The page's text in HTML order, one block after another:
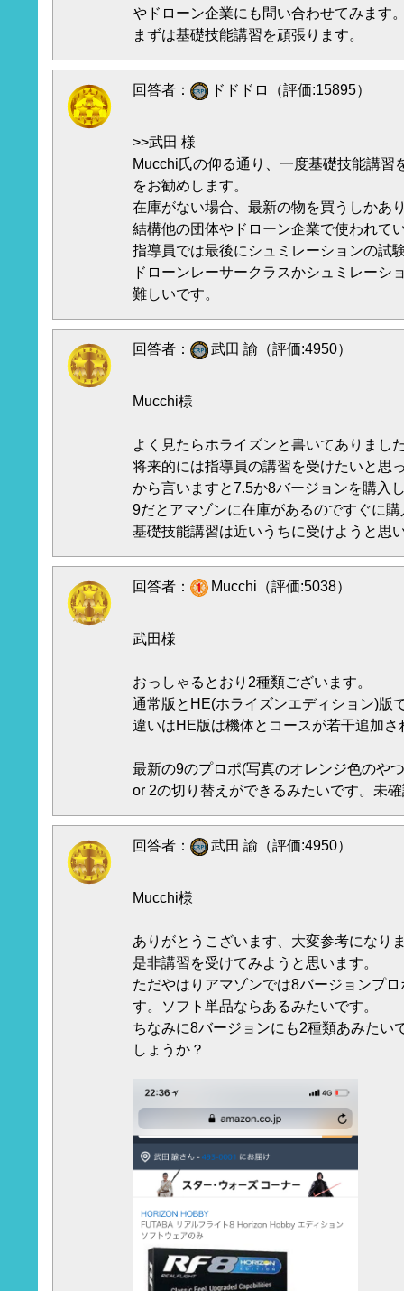
やドローン企業にも問い合わせてみます
まずは基礎技能講習を頑張ります。
回答者： ドドドロ（評価:15895）
>>武田 様
Mucchi氏の仰る通り、一度基礎技能講習
をお勧めします。
在庫がない場合、最新の物を買うしかあ
結構他の団体やドローン企業で使われて
指導員では最後にシュミレーションの試
ドローンレーサークラスかシュミレーシ
難しいです。
回答者： 武田 諭（評価:4950）
Mucchi様
よく見たらホライズンと書いてありまし
将来的には指導員の講習を受けたいと思
から言いますと7.5か8バージョンを購入
9だとアマゾンに在庫があるのですぐに
基礎技能講習は近いうちに受けようと思
回答者： Mucchi（評価:5038）
武田様
おっしゃるとおり2種類ございます。
通常版とHE(ホライズンエディション)版
違いはHE版は機体とコースが若干追加さ
最新の9のプロポ(写真のオレンジ色のや
or 2の切り替えができるみたいです。未
回答者： 武田 諭（評価:4950）
Mucchi様
ありがとうこざいます、大変参考になり
是非講習を受けてみようと思います。
ただやはりアマゾンでは8バージョンプ
す。ソフト単品ならあるみたいです。
ちなみに8バージョンにも2種類あみたい
しょうか？